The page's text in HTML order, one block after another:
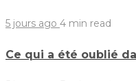
5 jours ago 4 min read
Ce qui a été oublié